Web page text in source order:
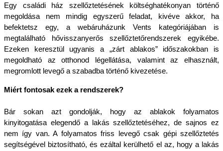
Egy családi ház szellőztetésének költséghatékonyan történő
megoldása nem mindig egyszerű feladat, kivéve akkor, ha
befektetsz egy, a webáruházunk Vents kategóriájában is
megtalálható hővisszanyerős szellőztetőrendszerek egyikébe.
Ezeken keresztül ugyanis a „zárt ablakos” időszakokban is
megoldható az otthonod légellátása, valamint az elhasznált,
megromlott levegő a szabadba történő kivezetése.
Miért fontosak ezek a rendszerek?
Bár sokan azt gondolják, hogy az ablakok folyamatos
kinyitogatása elegendő a lakás szellőztetéséhez, de sajnos ez
nem így van. A folyamatos friss levegő csak gépi szellőztetés
segítségével biztosítható, és ezáltal kerülhető el az, hogy a lakás